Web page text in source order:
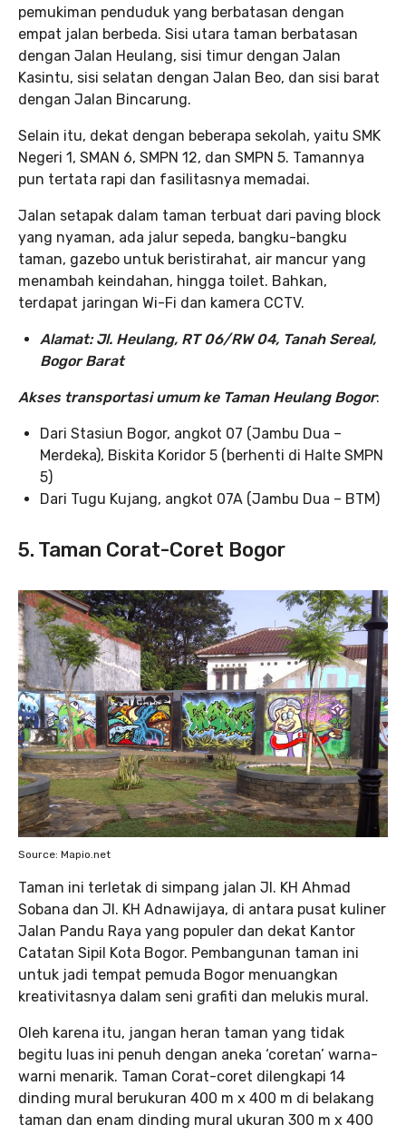
pemukiman penduduk yang berbatasan dengan
empat jalan berbeda. Sisi utara taman berbatasan
dengan Jalan Heulang, sisi timur dengan Jalan
Kasintu, sisi selatan dengan Jalan Beo, dan sisi barat
dengan Jalan Bincarung.
Selain itu, dekat dengan beberapa sekolah, yaitu SMK
Negeri 1, SMAN 6, SMPN 12, dan SMPN 5. Tamannya
pun tertata rapi dan fasilitasnya memadai.
Jalan setapak dalam taman terbuat dari paving block
yang nyaman, ada jalur sepeda, bangku-bangku
taman, gazebo untuk beristirahat, air mancur yang
menambah keindahan, hingga toilet. Bahkan,
terdapat jaringan Wi-Fi dan kamera CCTV.
Alamat: Jl. Heulang, RT 06/RW 04, Tanah Sereal,
Bogor Barat
Akses transportasi umum ke Taman Heulang Bogor:
Dari Stasiun Bogor, angkot 07 (Jambu Dua –
Merdeka), Biskita Koridor 5 (berhenti di Halte SMPN
5)
Dari Tugu Kujang, angkot 07A (Jambu Dua – BTM)
5. Taman Corat-Coret Bogor
Source: Mapio.net
Taman ini terletak di simpang jalan Jl. KH Ahmad
Sobana dan Jl. KH Adnawijaya, di antara pusat kuliner
Jalan Pandu Raya yang populer dan dekat Kantor
Catatan Sipil Kota Bogor. Pembangunan taman ini
untuk jadi tempat pemuda Bogor menuangkan
kreativitasnya dalam seni grafiti dan melukis mural.
Oleh karena itu, jangan heran taman yang tidak
begitu luas ini penuh dengan aneka ‘coretan’ warna-
warni menarik. Taman Corat-coret dilengkapi 14
dinding mural berukuran 400 m x 400 m di belakang
taman dan enam dinding mural ukuran 300 m x 400